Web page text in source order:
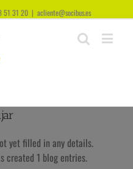
51 31 20 | acliente@socibus.es
yet filled in any details.
created 1 blog entries.